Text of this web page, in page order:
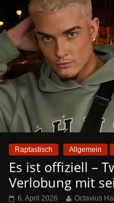
Raptastisch Allgemein
Es ist offiziell –
Verlobung mit
6. April 2026 Octavius